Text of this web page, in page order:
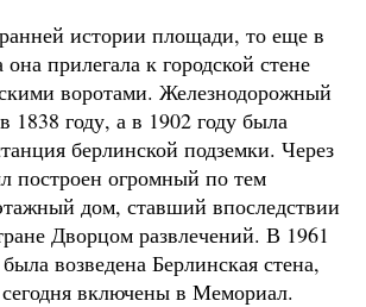
истории площади, то еще в
она прилегала к городской стене
воротами. Железнодорожный
1838 году, а в 1902 году была
берлинской подземки. Через
построен огромный по тем
дом, ставший впоследствии
Дворцом развлечений. В 1961
возведена Берлинская стена,
включены в Мемориал.